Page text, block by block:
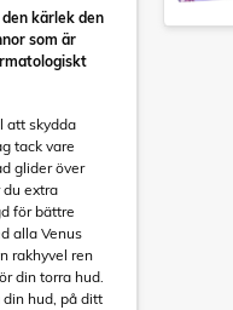
kärlek den
som är
att skydda
tack vare
glider över
extra
för bättre
alla Venus
rakhyvel ren
din torra hud.
hud, på ditt